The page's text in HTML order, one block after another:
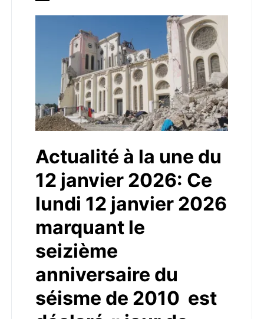
Actualité à la une du
12 janvier 2026: Ce
lundi 12 janvier 2026
marquant le
seizième
anniversaire du
séisme de 2010 est